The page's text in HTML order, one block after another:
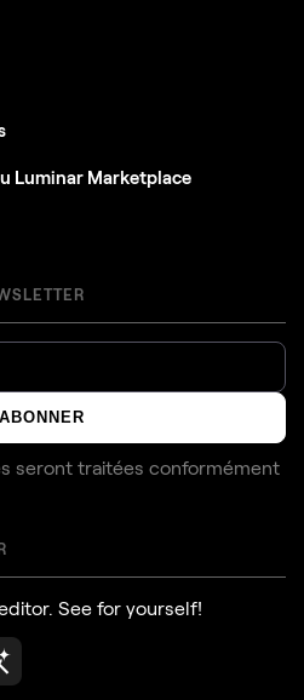
Luminar Marketplace
seront traitées conformément
See for yourself!